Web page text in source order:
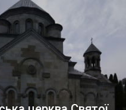
(postaki)…” “Вино. Крим
і його вдосталь: воно все